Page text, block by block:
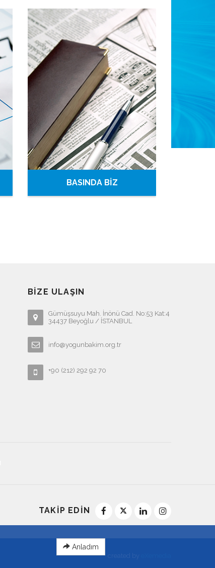
BASINDA BİZ
BIZE ULAŞIN
Gümüşsuyu Mah. İnönü Cad. No:53 Kat:4
34437 Beyoğlu / İSTANBUL
info@yogunbakim.org.tr
+90 (212) 292 92 70
TAKİP EDİN
created by
Anladım